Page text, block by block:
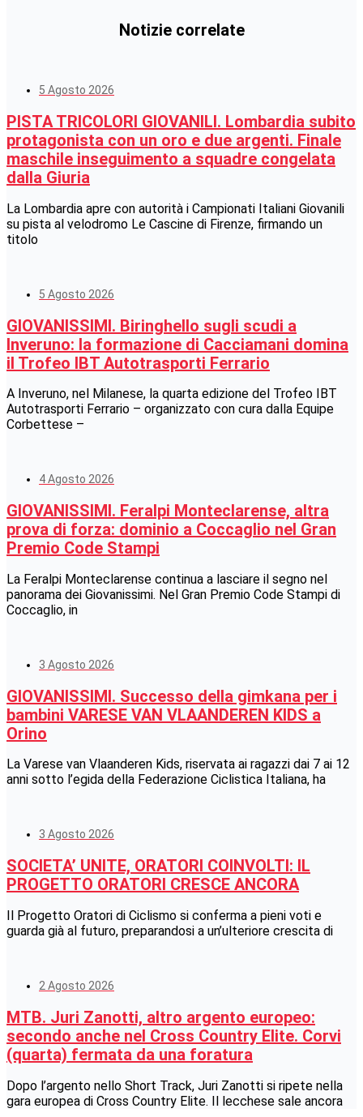
Notizie correlate
5 Agosto 2026
PISTA TRICOLORI GIOVANILI. Lombardia subito
protagonista con un oro e due argenti. Finale
maschile inseguimento a squadre congelata
dalla Giuria
La Lombardia apre con autorità i Campionati Italiani Giovanili
su pista al velodromo Le Cascine di Firenze, firmando un
titolo
5 Agosto 2026
GIOVANISSIMI. Biringhello sugli scudi a
Inveruno: la formazione di Cacciamani domina
il Trofeo IBT Autotrasporti Ferrario
A Inveruno, nel Milanese, la quarta edizione del Trofeo IBT
Autotrasporti Ferrario – organizzato con cura dalla Equipe
Corbettese –
4 Agosto 2026
GIOVANISSIMI. Feralpi Monteclarense, altra
prova di forza: dominio a Coccaglio nel Gran
Premio Code Stampi
La Feralpi Monteclarense continua a lasciare il segno nel
panorama dei Giovanissimi. Nel Gran Premio Code Stampi di
Coccaglio, in
3 Agosto 2026
GIOVANISSIMI. Successo della gimkana per i
bambini VARESE VAN VLAANDEREN KIDS a
Orino
La Varese van Vlaanderen Kids, riservata ai ragazzi dai 7 ai 12
anni sotto l’egida della Federazione Ciclistica Italiana, ha
3 Agosto 2026
SOCIETA’ UNITE, ORATORI COINVOLTI: IL
PROGETTO ORATORI CRESCE ANCORA
Il Progetto Oratori di Ciclismo si conferma a pieni voti e
guarda già al futuro, preparandosi a un’ulteriore crescita di
2 Agosto 2026
MTB. Juri Zanotti, altro argento europeo:
secondo anche nel Cross Country Elite. Corvi
(quarta) fermata da una foratura
Dopo l’argento nello Short Track, Juri Zanotti si ripete nella
gara europea di Cross Country Elite. Il lecchese sale ancora